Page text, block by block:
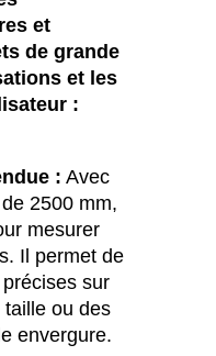
et
de grande
et les
:
: Avec
2500 mm,
mesurer
Il permet de
sur
ou des
envergure.